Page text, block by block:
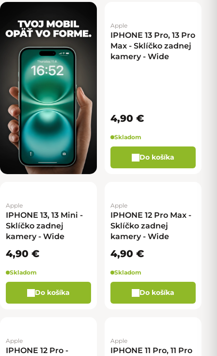
Apple
IPHONE 13 Pro, 13 Pro
Max - Sklíčko zadnej
kamery - Wide
4,90 €
Skladom
Do košíka
Apple
IPHONE 13, 13 Mini -
Sklíčko zadnej
kamery - Wide
4,90 €
Skladom
Do košíka
Apple
IPHONE 12 Pro Max -
Sklíčko zadnej
kamery - Wide
4,90 €
Skladom
Do košíka
Apple
IPHONE 12 Pro -
Apple
IPHONE 11 Pro, 11 Pro